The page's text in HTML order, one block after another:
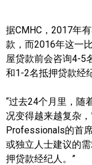
加拿大房地产网站
大多伦多教育网站
大多伦多医疗机构
加拿大银行贷款
大多伦多交通网络
常用查询工具
据CMHC，2017年
款，而2016年这一
屋贷款前会咨询4-5
和1-2名抵押贷款经
“过去24个月里，随
况变得越来越复杂
Professionals的首
或独立人士建议的
押贷款经纪人。”